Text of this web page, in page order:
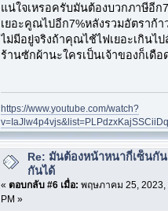
แน่ใจเหรอครับมันต้องบวกภาษีอีก
เยอะคูณไปอีก7%หลังรวมอัตราก้
ไม่มีอยู่จริงถ้าคุณไช้ไฟเยอะเกินไ
ร้านซักผ้านะใครเป็นเจ้าของก็เดื
https://www.youtube.com/watch?
Re: มันต้องหน้าหนากี่เซ็นกั
กันได้
« ตอบกลับ #6 เมื่อ: พฤษภาคม 25, 2023,
PM »